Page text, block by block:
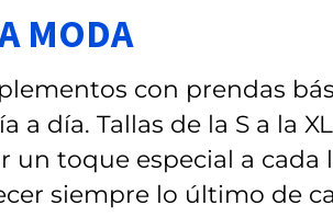
MODA
con prendas
a día. Tallas de la S a la
un toque especial a cada
siempre lo último de